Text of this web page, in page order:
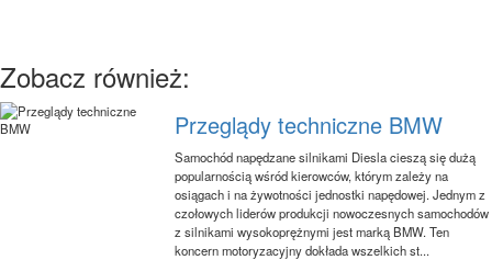
Zobacz również:
Przeglądy techniczne BMW
Samochód napędzane silnikami Diesla cieszą się dużą
popularnością wśród kierowców, którym zależy na
osiągach i na żywotności jednostki napędowej. Jednym z
czołowych liderów produkcji nowoczesnych samochodów
z silnikami wysokoprężnymi jest marką BMW. Ten
koncern motoryzacyjny dokłada wszelkich st...